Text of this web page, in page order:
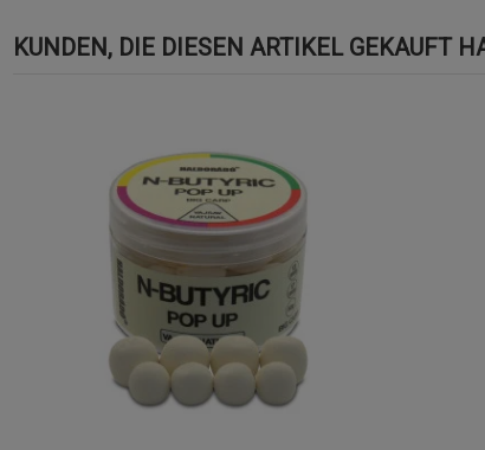
KUNDEN, DIE DIESEN ARTIKEL GEKAUFT